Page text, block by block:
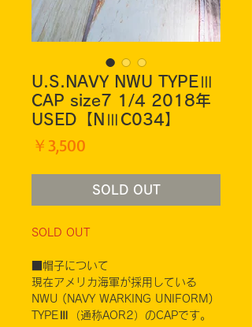
U.S.NAVY NWU TYPEⅢ
CAP size7 1/4 2018年
USED【NⅢC034】
￥3,500
SOLD OUT
SOLD OUT
■帽子について
現在アメリカ海軍が採用している
NWU (NAVY WARKING UNIFORM)
TYPEⅢ（通称AOR2）のCAPです。